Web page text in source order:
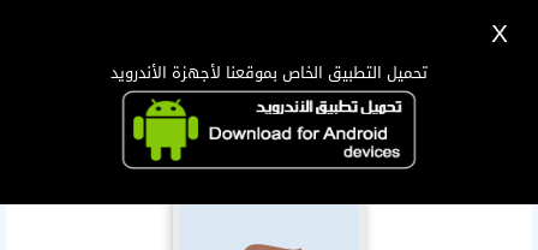
X
تحميل التطبيق الخاص بموقعنا لأجهزة الأندرويد